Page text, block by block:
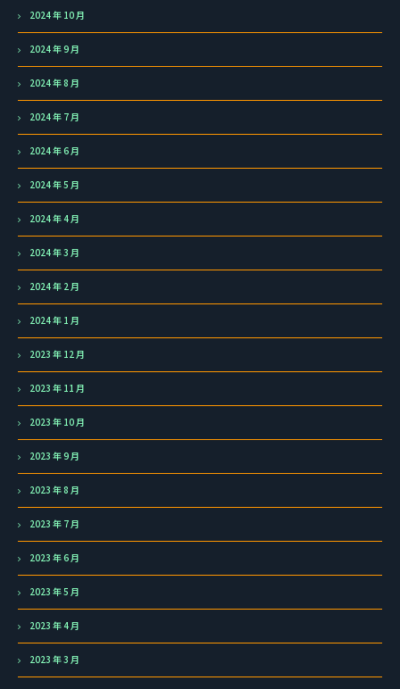
2024 年 10 月
2024 年 9 月
2024 年 8 月
2024 年 7 月
2024 年 6 月
2024 年 5 月
2024 年 4 月
2024 年 3 月
2024 年 2 月
2024 年 1 月
2023 年 12 月
2023 年 11 月
2023 年 10 月
2023 年 9 月
2023 年 8 月
2023 年 7 月
2023 年 6 月
2023 年 5 月
2023 年 4 月
2023 年 3 月